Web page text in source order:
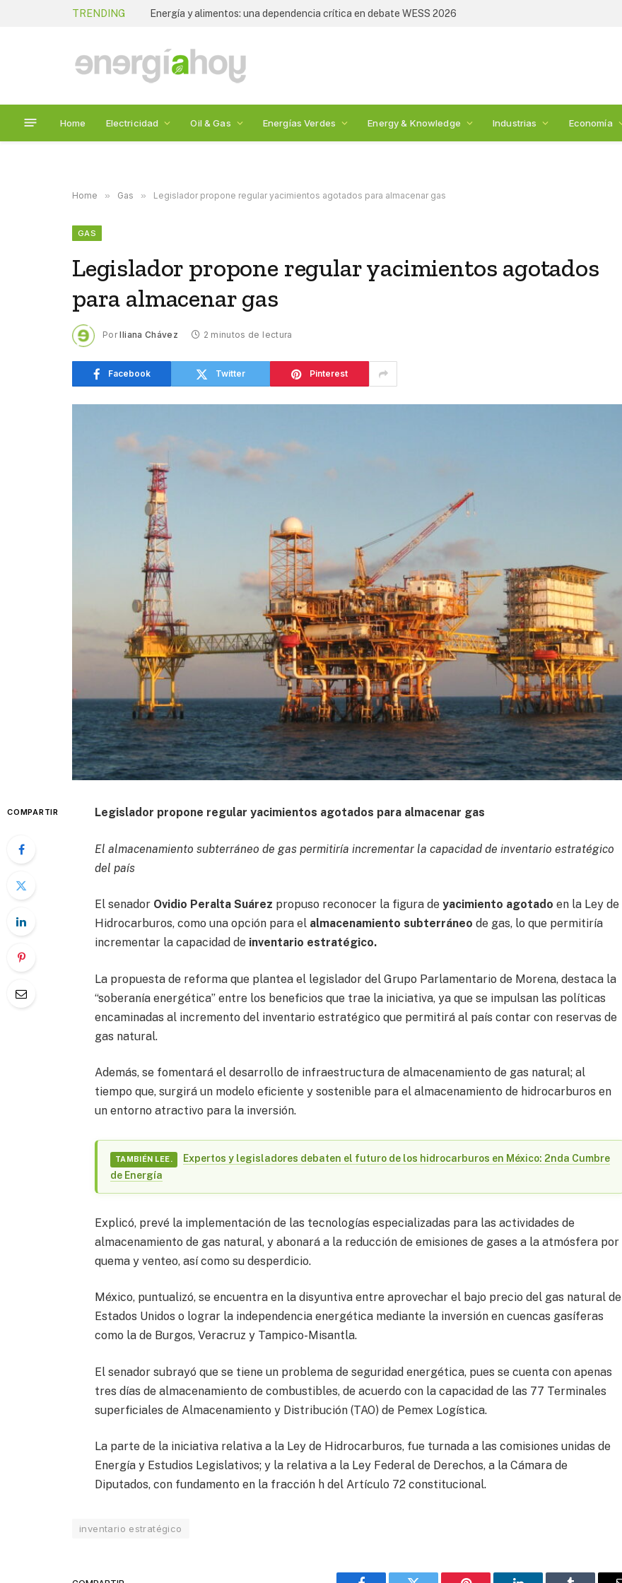
TRENDING Tania Ortiz Mena anuncia su salida de Sempra Infraestructura
Home Electricidad Oil & Gas Energías Verdes Energy & Knowledge Industrias Economía
Home » Gas » Legislador propone regular yacimientos agotados para almacenar gas
GAS
Legislador propone regular yacimientos agotados
para almacenar gas
Por Iliana Chávez 2 minutos de lectura
Facebook Twitter Pinterest
COMPARTIR Legislador propone regular yacimientos agotados para almacenar gas
El almacenamiento subterráneo de gas permitiría incrementar la capacidad de inventario estratégico
del país
El senador Ovidio Peralta Suárez propuso reconocer la figura deyacimiento agotado en la Ley de
Hidrocarburos, como una opción para el almacenamiento subterráneo de gas, lo que permitiría
incrementar la capacidad de inventario estratégico.
La propuesta de reforma que plantea el legislador del Grupo Parlamentario de Morena, destaca la
“soberanía energética” entre los beneficios que trae la iniciativa, ya que se impulsan las políticas
encaminadas al incremento del inventario estratégico que permitirá al país contar con reservas de
gas natural.
Además, se fomentará el desarrollo de infraestructura de almacenamiento de gas natural; al
tiempo que, surgirá un modelo eficiente y sostenible para el almacenamiento de hidrocarburos en
un entorno atractivo para la inversión.
TAMBIÉN LEE.
Expertos y legisladores debaten el futuro de los hidrocarburos en México: 2nda Cumbre
de Energía
Explicó, prevé la implementación de las tecnologías especializadas para las actividades de
almacenamiento de gas natural, y abonará a la reducción de emisiones de gases a la atmósfera por
quema y venteo, así como su desperdicio.
México, puntualizó, se encuentra en la disyuntiva entre aprovechar el bajo precio del gas natural de
Estados Unidos o lograr la independencia energética mediante la inversión en cuencas gasíferas
como la de Burgos, Veracruz y Tampico-Misantla.
El senador subrayó que se tiene un problema de seguridad energética, pues se cuenta con apenas
tres días de almacenamiento de combustibles, de acuerdo con la capacidad de las 77 Terminales
superficiales de Almacenamiento y Distribución (TAO) de Pemex Logística.
La parte de la iniciativa relativa a la Ley de Hidrocarburos, fue turnada a las comisiones unidas de
Energía y Estudios Legislativos; y la relativa a la Ley Federal de Derechos, a la Cámara de
Diputados, con fundamento en la fracción h del Artículo 72 constitucional.
inventario estratégico